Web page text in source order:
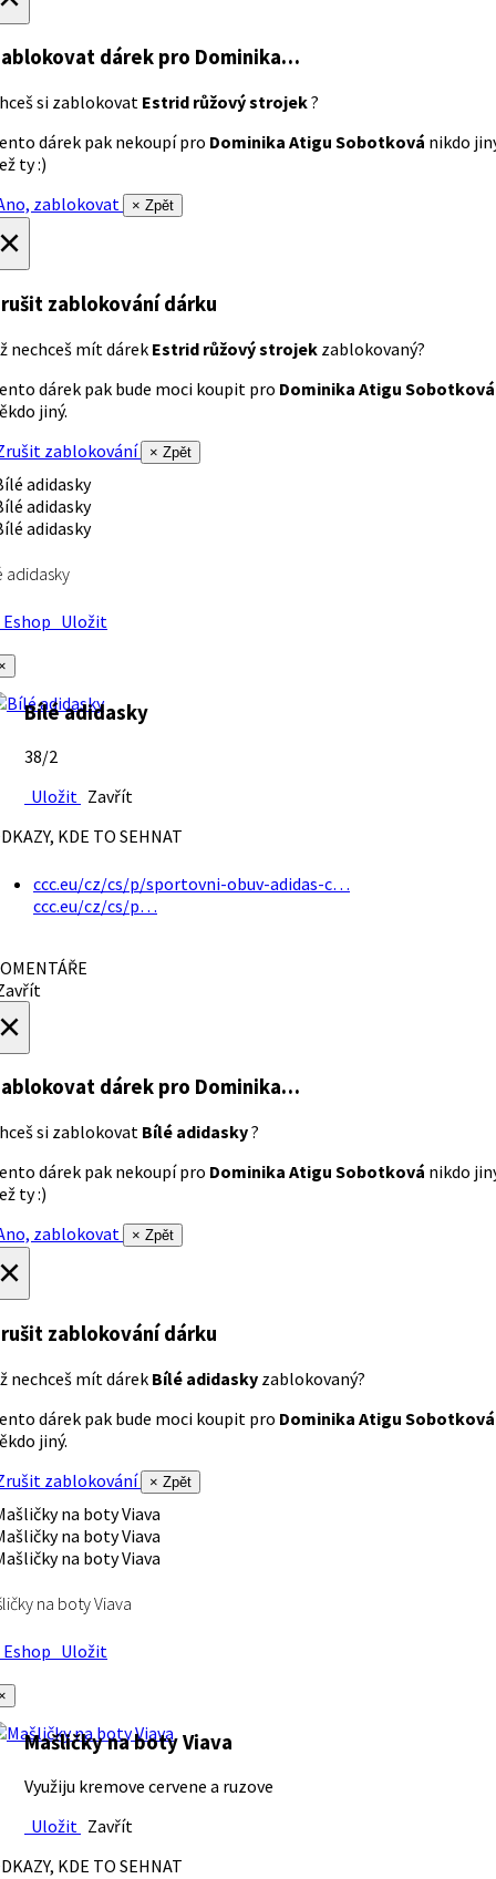
dárek pro Dominika…
si zablokovat Estrid růžový strojek?
dárek pak nekoupí pro Dominika Atigu Sobotková nikdo
ty :)
zablokovat
× Zpět
zablokování dárku
nechceš mít dárek Estrid růžový strojek zablokovaný?
dárek pak bude moci koupit pro Dominika Atigu Sobotková
jiný.
zablokování
× Zpět
adidasky
Uložit
Bílé adidasky
38/2
Uložit Zavřít
KDE TO SEHNAT
ccc.eu/cz/cs/p/sportovni-obuv-adidas-c…
ccc.eu/cz/cs/p…
dárek pro Dominika…
si zablokovat Bílé adidasky?
dárek pak nekoupí pro Dominika Atigu Sobotková nikdo
ty :)
zablokovat
× Zpět
zablokování dárku
nechceš mít dárek Bílé adidasky zablokovaný?
dárek pak bude moci koupit pro Dominika Atigu Sobotková
jiný.
zablokování
× Zpět
na boty Viava
Uložit
Mašličky na boty Viava
Využiju kremove cervene a ruzove
Uložit Zavřít
KDE TO SEHNAT